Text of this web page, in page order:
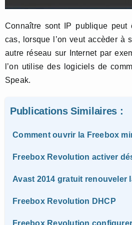
Connaître sont IP publique peut
cas, lorsque l’on veut accèder à
autre réseau sur Internet par
l’on utilise des logiciels de
Speak.
Publications Similaires :
Comment ouvrir la Freebox
Freebox Revolution activer
Avast 2014 gratuit renouveler
Freebox Revolution DHCP